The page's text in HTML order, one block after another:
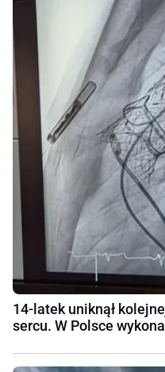
14-latek uniknął
sercu. W Polsce